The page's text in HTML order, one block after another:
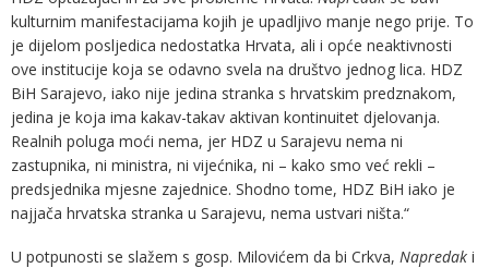
kulturnim manifestacijama kojih je upadljivo manje nego prije. To
je dijelom posljedica nedostatka Hrvata, ali i opće neaktivnosti
ove institucije koja se odavno svela na društvo jednog lica. HDZ
BiH Sarajevo, iako nije jedina stranka s hrvatskim predznakom,
jedina je koja ima kakav-takav aktivan kontinuitet djelovanja.
Realnih poluga moći nema, jer HDZ u Sarajevu nema ni
zastupnika, ni ministra, ni vijećnika, ni – kako smo već rekli –
predsjednika mjesne zajednice. Shodno tome, HDZ BiH iako je
najjača hrvatska stranka u Sarajevu, nema ustvari ništa.“
U potpunosti se slažem s gosp. Milovićem da bi Crkva, Napredak i